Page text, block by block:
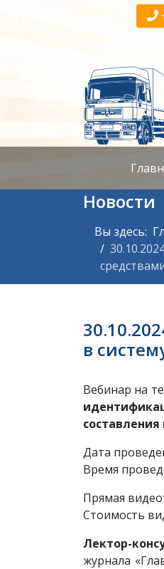
Новости
Вы здесь:
в
Вебинар на
Дата
Время
Прямая
Стоимость
Лектор-
журнала